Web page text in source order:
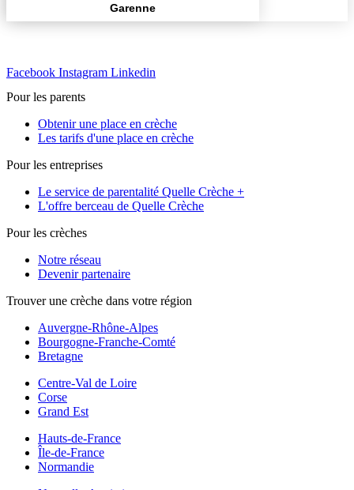
Garenne
Facebook Instagram Linkedin
Pour les parents
Obtenir une place en crèche
Les tarifs d'une place en crèche
Pour les entreprises
Le service de parentalité Quelle Crèche +
L'offre berceau de Quelle Crèche
Pour les crèches
Notre réseau
Devenir partenaire
Trouver une crèche dans votre région
Auvergne-Rhône-Alpes
Bourgogne-Franche-Comté
Bretagne
Centre-Val de Loire
Corse
Grand Est
Hauts-de-France
Île-de-France
Normandie